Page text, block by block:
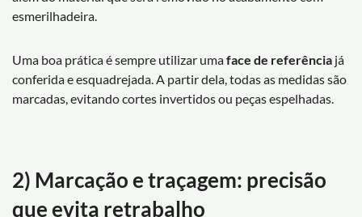
esmerilhadeira.
Uma boa prática é sempre utilizar umaface de referência já
conferida e esquadrejada. A partir dela, todas as medidas são
marcadas, evitando cortes invertidos ou peças espelhadas.
2) Marcação e traçagem: precisão
que evita retrabalho